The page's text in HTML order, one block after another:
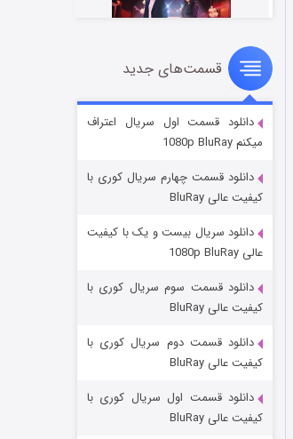
سریال زشت
قسمت۲ (زیرنویس) منتشر شد
مردگان متحرک: شهر مرده ۳
قسمت‌های جدید
دانلود قسمت اول سریال اعتراف
میکنم 1080p BluRay
دانلود قسمت چهارم سریال کوری با
کیفیت عالی BluRay
دانلود سریال بیست و یک با کیفیت
عالی 1080p BluRay
دانلود قسمت سوم سریال کوری با
کیفیت عالی BluRay
دانلود قسمت دوم سریال کوری با
کیفیت عالی BluRay
دانلود قسمت اول سریال کوری با
کیفیت عالی BluRay